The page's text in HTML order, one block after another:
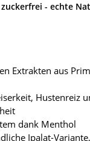
- echte
Extrakten aus
Hustenreiz
dank Menthol
Ipalat-